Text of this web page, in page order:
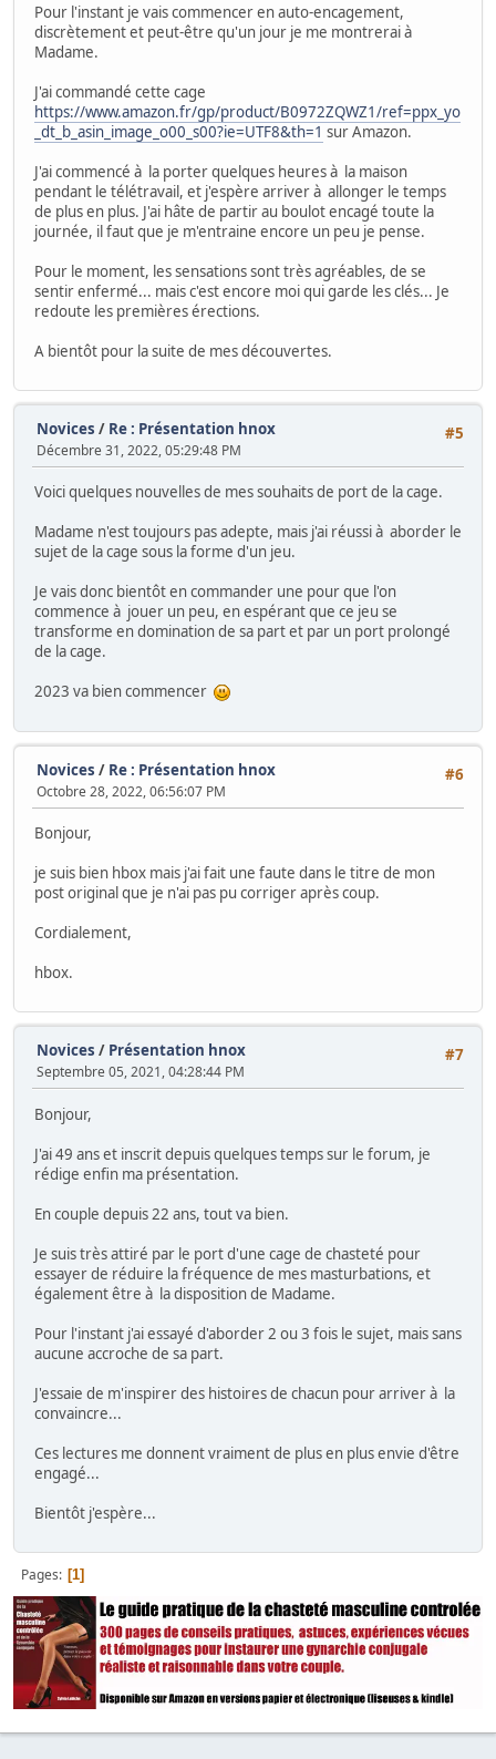
Pour l'instant je vais commencer en auto-encagement,
discrètement et peut-être qu'un jour je me montrerai à
Madame.
J'ai commandé cette cage
https://www.amazon.fr/gp/product/B0972ZQWZ1/ref=ppx_yo
_dt_b_asin_image_o00_s00?ie=UTF8&th=1 sur Amazon.
J'ai commencé à la porter quelques heures à la maison
pendant le télétravail, et j'espère arriver à allonger le temps
de plus en plus. J'ai hâte de partir au boulot encagé toute la
journée, il faut que je m'entraine encore un peu je pense.
Pour le moment, les sensations sont très agréables, de se
sentir enfermé... mais c'est encore moi qui garde les clés... Je
redoute les premières érections.
A bientôt pour la suite de mes découvertes.
#5
Novices / Re : Présentation hnox
Décembre 31, 2022, 05:29:48 PM
Voici quelques nouvelles de mes souhaits de port de la cage.
Madame n'est toujours pas adepte, mais j'ai réussi à aborder le
sujet de la cage sous la forme d'un jeu.
Je vais donc bientôt en commander une pour que l'on
commence à jouer un peu, en espérant que ce jeu se
transforme en domination de sa part et par un port prolongé
de la cage.
2023 va bien commencer
#6
Novices / Re : Présentation hnox
Octobre 28, 2022, 06:56:07 PM
Bonjour,
je suis bien hbox mais j'ai fait une faute dans le titre de mon
post original que je n'ai pas pu corriger après coup.
Cordialement,
hbox.
#7
Novices / Présentation hnox
Septembre 05, 2021, 04:28:44 PM
Bonjour,
J'ai 49 ans et inscrit depuis quelques temps sur le forum, je
rédige enfin ma présentation.
En couple depuis 22 ans, tout va bien.
Je suis très attiré par le port d'une cage de chasteté pour
essayer de réduire la fréquence de mes masturbations, et
également être à la disposition de Madame.
Pour l'instant j'ai essayé d'aborder 2 ou 3 fois le sujet, mais sans
aucune accroche de sa part.
J'essaie de m'inspirer des histoires de chacun pour arriver à la
convaincre...
Ces lectures me donnent vraiment de plus en plus envie d'être
engagé...
Bientôt j'espère...
Pages 1